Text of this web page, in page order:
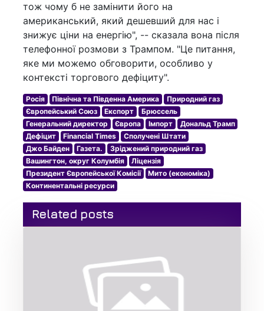
тож чому б не замінити його на
американський, який дешевший для нас і
знижує ціни на енергію", -- сказала вона після
телефонної розмови з Трампом. "Це питання,
яке ми можемо обговорити, особливо у
контексті торгового дефіциту".
Росія Північна та Південна Америка
Природний газ
Європейський Союз
Експорт
Брюссель
Генеральний директор
Європа Імпорт
Дональд Трамп
Дефіцит
Financial Times
Сполучені Штати
Джо Байден
Газета.
Зріджений природний газ
Вашингтон, округ Колумбія
Ліцензія
Президент Європейської Комісії
Мито (економіка)
Континентальні ресурси
Related posts